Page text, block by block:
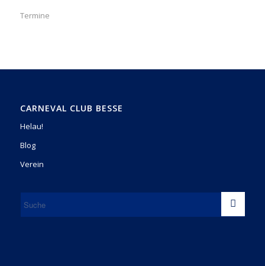
Termine
CARNEVAL CLUB BESSE
Helau!
Blog
Verein